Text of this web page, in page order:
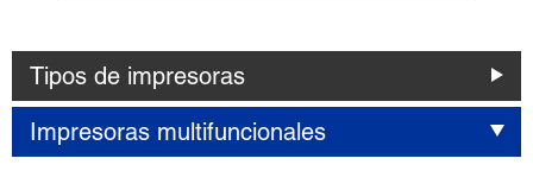
Tipos de impresoras
Impresoras multifuncionales